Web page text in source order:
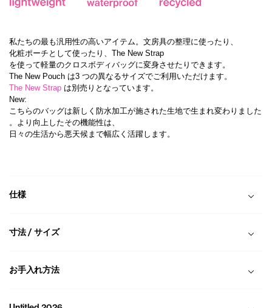
私たちの最も汎用性の高いアイテム。文房具の整理に使ったり、
化粧ポーチとして使ったり、The New Strap
を使って軽量のクロスボディバッグに変身させたりできます。
The New Pouch は3 つの異なるサイズでご利用いただけます。
The New Strapは別売りとなっています。
New:
こちらのバッグは新しく防水加工が施された生地で生まれ変わりました
。より向上したその機能性は、
日々の生活から悪天候まで幅広く活躍します。
仕様
寸法 / サイズ
お手入れ方法